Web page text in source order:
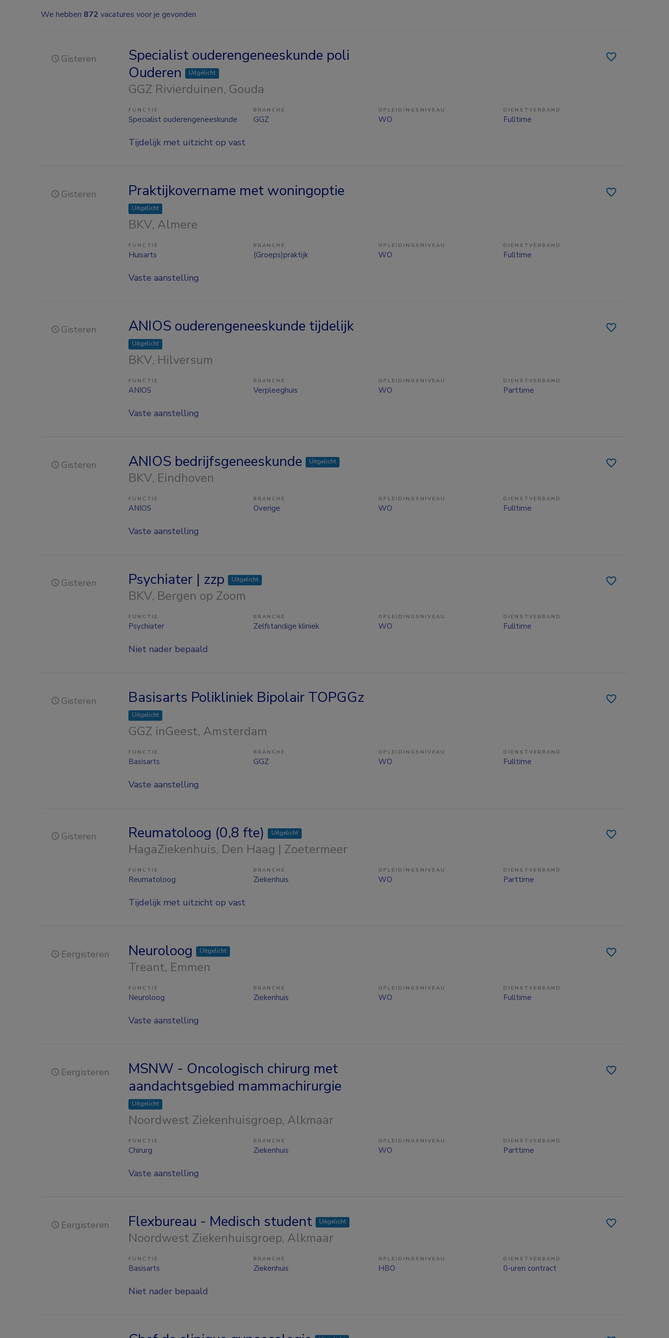
We hebben 872 vacatures voor je gevonden
Gisteren
Specialist ouderengeneeskunde poli
Ouderen
Uitgelicht
GGZ Rivierduinen, Gouda
FUNCTIE
Specialist ouderengeneeskunde
BRANCHE
GGZ
OPLEIDINGSNIVEAU
WO
DIENSTVERBAND
Fulltime
Tijdelijk met uitzicht op vast
Gisteren Praktijkovername met woningoptie
Uitgelicht
BKV, Almere
FUNCTIE
Huisarts
BRANCHE
(Groeps)praktijk
OPLEIDINGSNIVEAU
WO
DIENSTVERBAND
Fulltime
Vaste aanstelling
Gisteren ANIOS ouderengeneeskunde tijdelijk
Uitgelicht
BKV, Hilversum
FUNCTIE
ANIOS
BRANCHE
Verpleeghuis
OPLEIDINGSNIVEAU
WO
DIENSTVERBAND
Parttime
Vaste aanstelling
Gisteren ANIOS bedrijfsgeneeskunde Uitgelicht
BKV, Eindhoven
FUNCTIE
ANIOS
BRANCHE
Overige
OPLEIDINGSNIVEAU
WO
DIENSTVERBAND
Fulltime
Vaste aanstelling
Gisteren Psychiater | zzp Uitgelicht
BKV, Bergen op Zoom
FUNCTIE
Psychiater
BRANCHE
Zelfstandige kliniek
OPLEIDINGSNIVEAU
WO
DIENSTVERBAND
Fulltime
Niet nader bepaald
Gisteren Basisarts Polikliniek Bipolair TOPGGz
Uitgelicht
GGZ inGeest, Amsterdam
FUNCTIE
Basisarts
BRANCHE
GGZ
OPLEIDINGSNIVEAU
WO
DIENSTVERBAND
Fulltime
Vaste aanstelling
Gisteren Reumatoloog (0,8 fte) Uitgelicht
HagaZiekenhuis, Den Haag | Zoetermeer
FUNCTIE
Reumatoloog
BRANCHE
Ziekenhuis
OPLEIDINGSNIVEAU
WO
DIENSTVERBAND
Parttime
Tijdelijk met uitzicht op vast
Eergisteren Neuroloog Uitgelicht
Treant, Emmen
FUNCTIE
Neuroloog
BRANCHE
Ziekenhuis
OPLEIDINGSNIVEAU
WO
DIENSTVERBAND
Fulltime
Vaste aanstelling
Eergisteren
MSNW - Oncologisch chirurg met
aandachtsgebied mammachirurgie
Uitgelicht
Noordwest Ziekenhuisgroep, Alkmaar
FUNCTIE
Chirurg
BRANCHE
Ziekenhuis
OPLEIDINGSNIVEAU
WO
DIENSTVERBAND
Parttime
Vaste aanstelling
Eergisteren Flexbureau - Medisch student Uitgelicht
Noordwest Ziekenhuisgroep, Alkmaar
FUNCTIE
Basisarts
BRANCHE
Ziekenhuis
OPLEIDINGSNIVEAU
HBO
DIENSTVERBAND
0-uren contract
Niet nader bepaald